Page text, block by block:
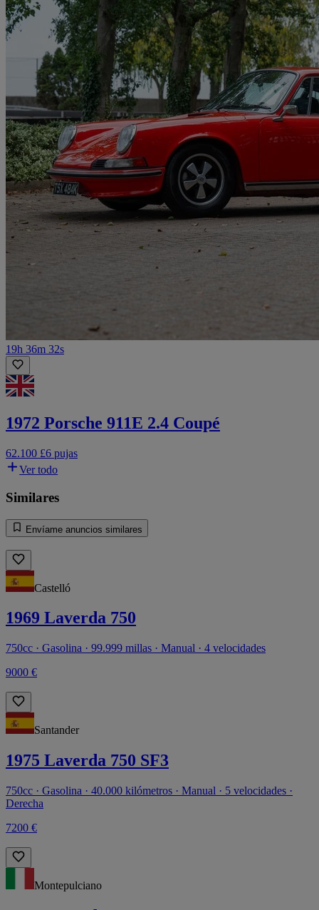
19h 36m 32s
1972 Porsche 911E 2.4 Coupé
62.100 £6 pujas
Ver todo
Similares
Envíame anuncios similares
Castelló
1969 Laverda 750
750cc · Gasolina · 99.999 millas · Manual · 4 velocidades
9000 €
Santander
1975 Laverda 750 SF3
750cc · Gasolina · 40.000 kilómetros · Manual · 5 velocidades ·
Derecha
7200 €
Montepulciano